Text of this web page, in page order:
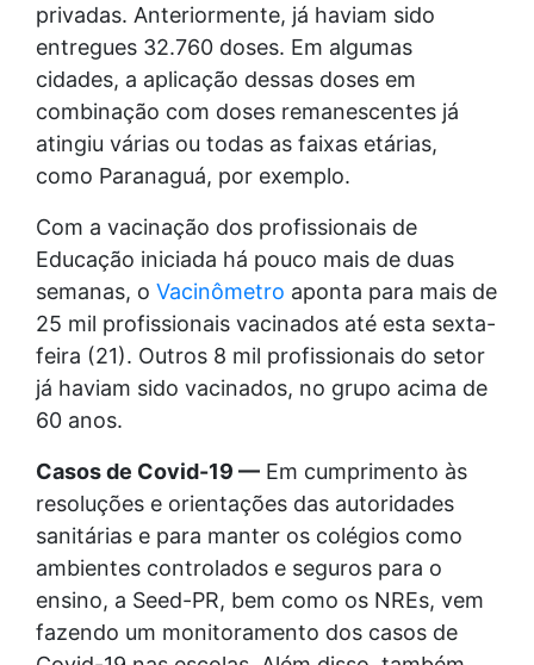
privadas. Anteriormente, já haviam sido
entregues 32.760 doses. Em algumas
cidades, a aplicação dessas doses em
combinação com doses remanescentes já
atingiu várias ou todas as faixas etárias,
como Paranaguá, por exemplo.
Com a vacinação dos profissionais de
Educação iniciada há pouco mais de duas
semanas, o Vacinômetro aponta para mais de
25 mil profissionais vacinados até esta sexta-
feira (21). Outros 8 mil profissionais do setor
já haviam sido vacinados, no grupo acima de
60 anos.
Casos de Covid-19 — Em cumprimento às
resoluções e orientações das autoridades
sanitárias e para manter os colégios como
ambientes controlados e seguros para o
ensino, a Seed-PR, bem como os NREs, vem
fazendo um monitoramento dos casos de